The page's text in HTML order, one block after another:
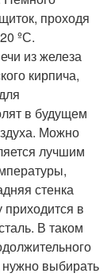
проходя
ºС.
из железа
кирпича,
в будущем
Можно
лучшим
стенка
приходится в
В таком
выбирать